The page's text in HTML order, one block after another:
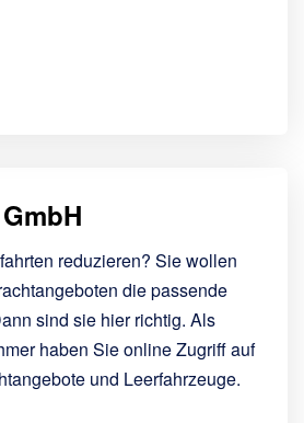
reduzieren? Sie wollen
die passende
sind sie hier richtig. Als
haben Sie online Zugriff auf
und Leerfahrzeuge.